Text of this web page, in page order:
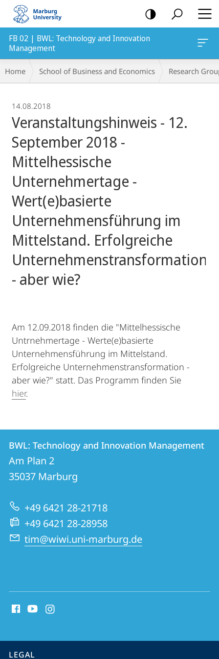
mobile
navigation
FB 02 | BWL: Technology and Innovation
Management
Breadcrumb-
Navigation
Home School of Business and Economics Research
14.08.2018
Veranstaltungshinweis - 12.
September 2018 -
Mittelhessische
Unternehmertage -
Wert(e)basierte
Unternehmensführung im
Mittelstand. Erfolgreiche
Unternehmenstransformation
- aber wie?
Am 12.09.2018 finden die "Mittelhessische
Untrnehmertage - Werte(e)basierte
Unternehmensführung im Mittelstand.
Erfolgreiche Unternehmenstransformation -
aber wie?" statt. Das Programm finden Sie
hier.
Contact
Contact
details
BWL:
Technology
and
Innovation
Management
BWL: Technology and Innovation Management
Am Plan 2
35037 Marburg
+49 6421 28-21718
+49 6421 28-28958
tim@wiwi.uni-marburg.de
media
information
service
LEGAL